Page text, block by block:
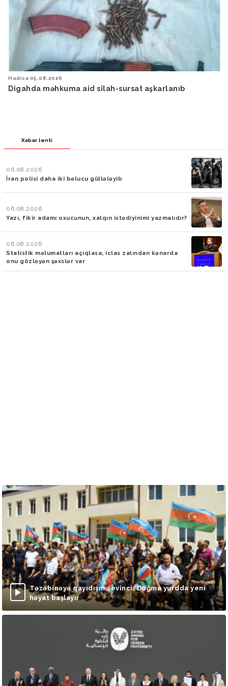
Hava 05.08.2026
Bakıya yağış yağacaq
Xəbər lenti
06.08.2026
İran polisi daha iki bəlucu güllələyib
06.08.2026
Yazı, fikir adamı oxucunun, xalqın istədiyinimi yazmalıdır?
06.08.2026
Statistik məlumatları açıqlasa, iclas zalından kənarda
onu gözləyən şəxslər var
Təzəbinəyə qayıdışın sevinci: Doğma yurdda yeni
həyat başlayır